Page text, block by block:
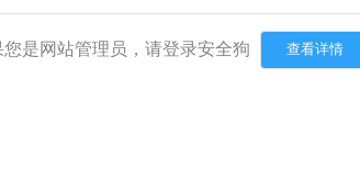
您是网站管理员，请登录安全狗